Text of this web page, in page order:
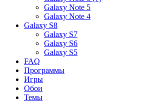
Galaxy Note 5
Galaxy Note 4
Galaxy S8
Galaxy S7
Galaxy S6
Galaxy S5
FAQ
Программы
Игры
Обои
Темы